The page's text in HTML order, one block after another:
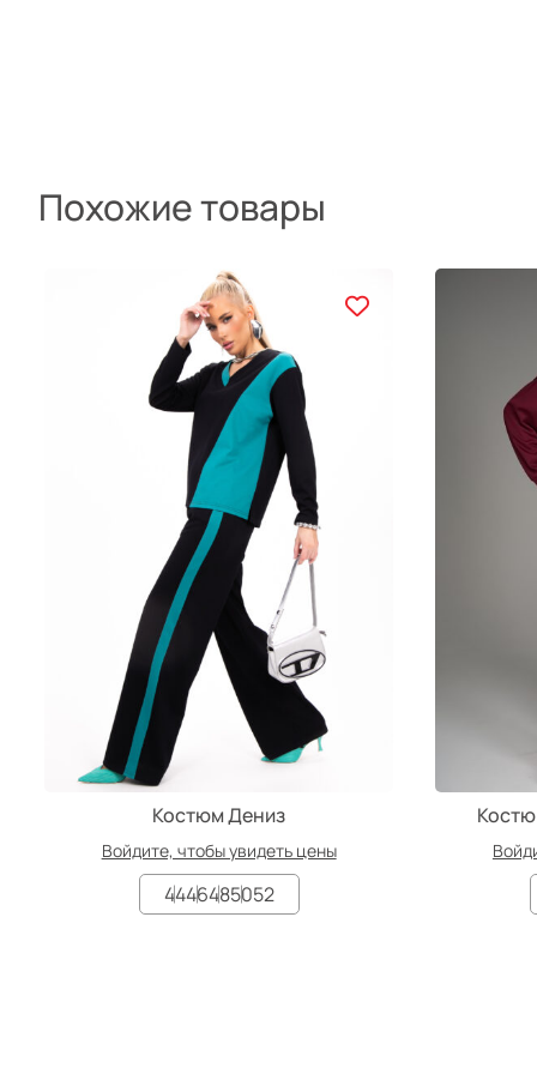
Похожие товары
Костюм Дениз
Войдите, чтобы увидеть цены
4446485052